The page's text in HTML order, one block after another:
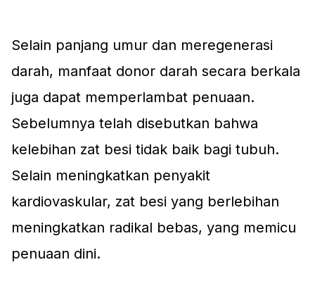
Selain panjang umur dan meregenerasi
darah, manfaat donor darah secara berkala
juga dapat memperlambat penuaan.
Sebelumnya telah disebutkan bahwa
kelebihan zat besi tidak baik bagi tubuh.
Selain meningkatkan penyakit
kardiovaskular, zat besi yang berlebihan
meningkatkan radikal bebas, yang memicu
penuaan dini.